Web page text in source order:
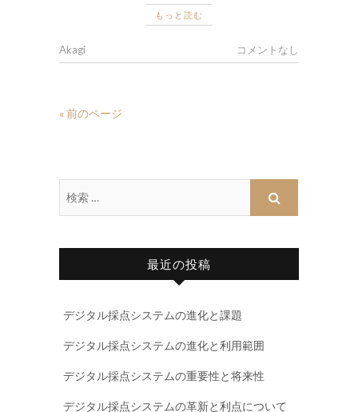
もっと読む
Akagi コメントなし
« 前のページ
最近の投稿
デジタル採点システムの進化と課題
デジタル採点システムの進化と利用範囲
デジタル採点システムの重要性と将来性
デジタル採点システムの革新と利点について